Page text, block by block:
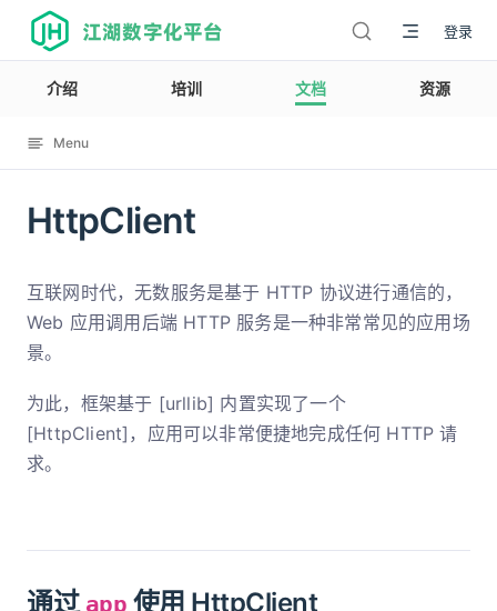
江湖数字化平台 登录
介绍 培训 文档 资源
Menu
HttpClient
12003
互联网时代，无数服务是基于 HTTP 协议进行通信的，
Web 应用调用后端 HTTP 服务是一种非常常见的应用场
景。
为此，框架基于 [urllib] 内置实现了一个
[HttpClient]，应用可以非常便捷地完成任何 HTTP 请
求。
通过 app 使用 HttpClient